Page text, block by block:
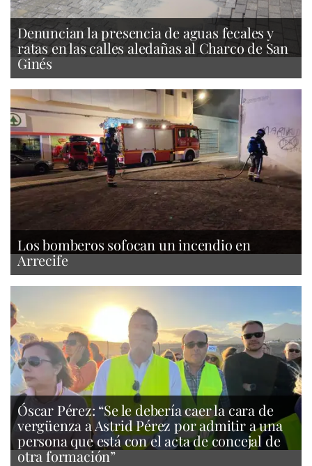
Denuncian la presencia de aguas fecales y
ratas en las calles aledañas al Charco de San
Ginés
Los bomberos sofocan un incendio en
Arrecife
Óscar Pérez: “Se le debería caer la cara de
vergüenza a Astrid Pérez por admitir a una
persona que está con el acta de concejal de
otra formación”